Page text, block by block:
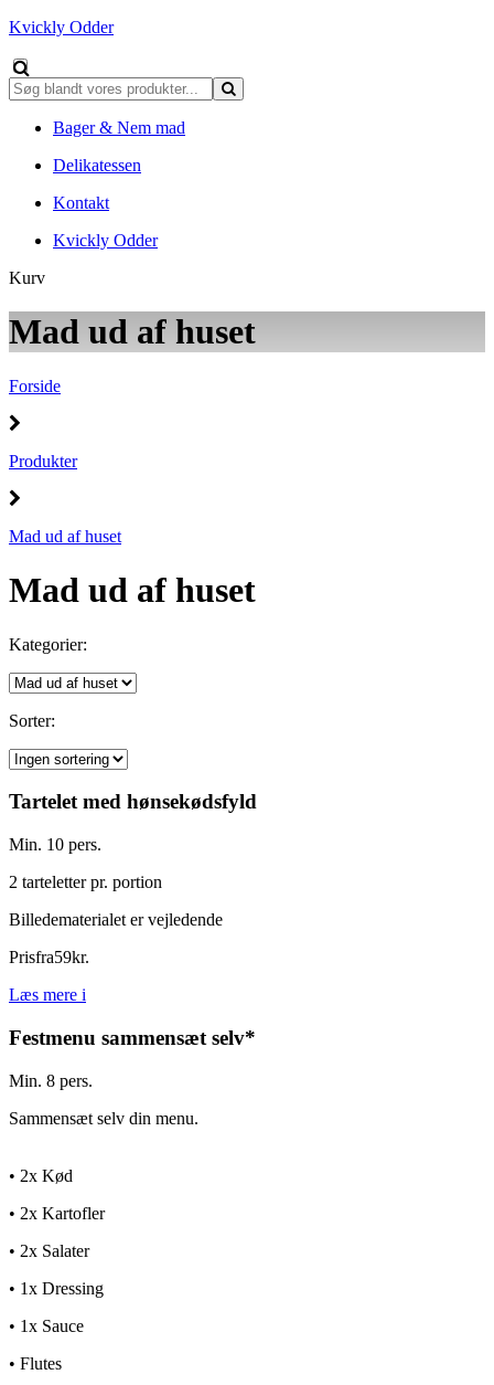
Kvickly Odder
Bager & Nem mad
Delikatessen
Kontakt
Kvickly Odder
Kurv
Mad ud af huset
Forside
Produkter
Mad ud af huset
Mad ud af huset
Kategorier:
Sorter:
Tartelet med hønsekødsfyld
Min. 10 pers.
2 tarteletter pr. portion
Billedematerialet er vejledende
Prisfra59kr.
Læs mere i
Festmenu sammensæt selv*
Min. 8 pers.
Sammensæt selv din menu.
• 2x Kød
• 2x Kartofler
• 2x Salater
• 1x Dressing
• 1x Sauce
• Flutes